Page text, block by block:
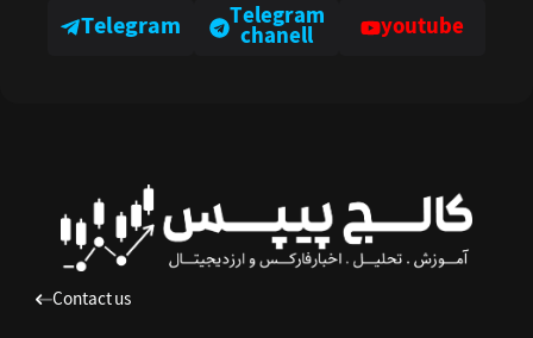
Telegram Telegram
chanell youtube
Contact us